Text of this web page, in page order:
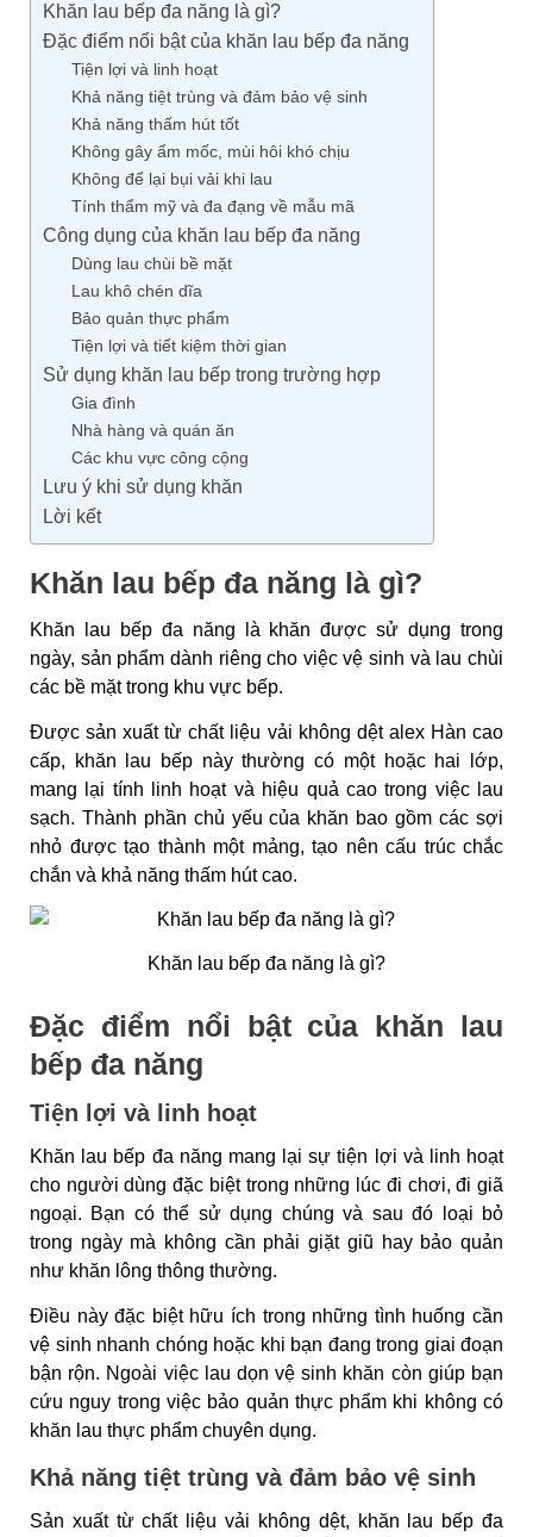
Khăn lau bếp đa năng là gì?
Đặc điểm nổi bật của khăn lau bếp đa năng
Tiện lợi và linh hoạt
Khả năng tiệt trùng và đảm bảo vệ sinh
Khả năng thấm hút tốt
Không gây ẩm mốc, mùi hôi khó chịu
Không để lại bụi vải khi lau
Tính thẩm mỹ và đa đạng về mẫu mã
Công dụng của khăn lau bếp đa năng
Dùng lau chùi bề mặt
Lau khô chén dĩa
Bảo quản thực phẩm
Tiện lợi và tiết kiệm thời gian
Sử dụng khăn lau bếp trong trường hợp
Gia đình
Nhà hàng và quán ăn
Các khu vực công cộng
Lưu ý khi sử dụng khăn
Lời kết
Khăn lau bếp đa năng là gì?
Khăn lau bếp đa năng là khăn được sử dụng trong
ngày, sản phẩm dành riêng cho việc vệ sinh và lau chùi
các bề mặt trong khu vực bếp.
Được sản xuất từ chất liệu vải không dệt alex Hàn cao
cấp, khăn lau bếp này thường có một hoặc hai lớp,
mang lại tính linh hoạt và hiệu quả cao trong việc lau
sạch. Thành phần chủ yếu của khăn bao gồm các sợi
nhỏ được tạo thành một mảng, tạo nên cấu trúc chắc
chắn và khả năng thấm hút cao.
Khăn lau bếp đa năng là gì?
Đặc điểm nổi bật của khăn lau
bếp đa năng
Tiện lợi và linh hoạt
Khăn lau bếp đa năng mang lại sự tiện lợi và linh hoạt
cho người dùng đặc biệt trong những lúc đi chơi, đi giã
ngoại. Bạn có thể sử dụng chúng và sau đó loại bỏ
trong ngày mà không cần phải giặt giũ hay bảo quản
như khăn lông thông thường.
Điều này đặc biệt hữu ích trong những tình huống cần
vệ sinh nhanh chóng hoặc khi bạn đang trong giai đoạn
bận rộn. Ngoài việc lau dọn vệ sinh khăn còn giúp bạn
cứu nguy trong việc bảo quản thực phẩm khi không có
khăn lau thực phẩm chuyên dụng.
Khả năng tiệt trùng và đảm bảo vệ sinh
Sản xuất từ chất liệu vải không dệt, khăn lau bếp đa